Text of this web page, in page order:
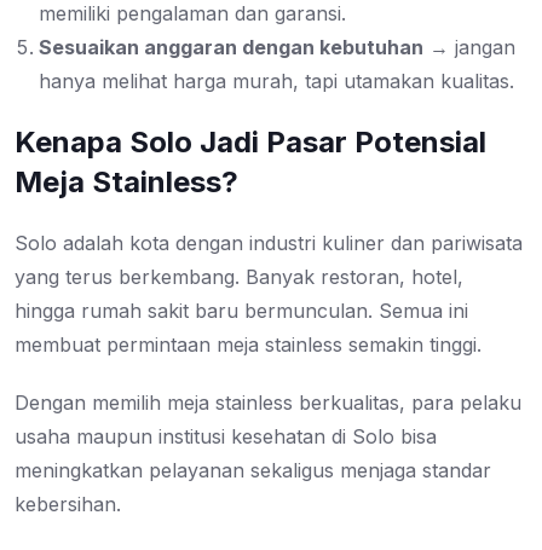
memiliki pengalaman dan garansi.
Sesuaikan anggaran dengan kebutuhan → jangan
hanya melihat harga murah, tapi utamakan kualitas.
Kenapa Solo Jadi Pasar Potensial
Meja Stainless?
Solo adalah kota dengan industri kuliner dan pariwisata
yang terus berkembang. Banyak restoran, hotel,
hingga rumah sakit baru bermunculan. Semua ini
membuat permintaan meja stainless semakin tinggi.
Dengan memilih meja stainless berkualitas, para pelaku
usaha maupun institusi kesehatan di Solo bisa
meningkatkan pelayanan sekaligus menjaga standar
kebersihan.